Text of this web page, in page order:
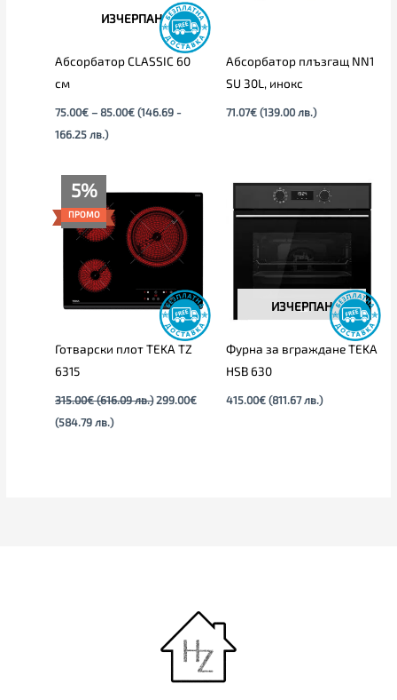
ИЗЧЕРПАН
Абсорбатор CLASSIC 60
см
75.00€ – 85.00€ (146.69 -
166.25 лв.)
Абсорбатор плъзгащ NN1
SU 30L, инокс
71.07€ (139.00 лв.)
5%
ПРОМО
Готварски плот TEKA TZ
6315
315.00€ (616.09 лв.)
price
was:
315.00€
(616.09
лв.).
299.00€
(584.79 лв.)
цена
е:
299.00€
(584.79
лв.).
ИЗЧЕРПАН
Фурна за вграждане TEKA
HSB 630
415.00€ (811.67 лв.)